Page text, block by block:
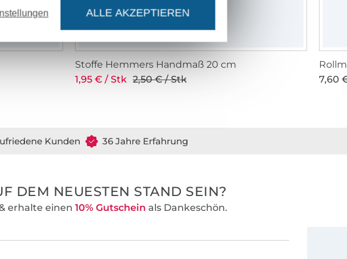
Stoffe Hemmers Handmaß 20 cm
1,95 € / Stk 2,50 € / Stk
7,60
Kunden 36 Jahre Erfahrung
DEM NEUESTEN STAND SEIN?
erhalte einen 10% Gutschein als Dankeschön.
ALLE AKZEPTIEREN